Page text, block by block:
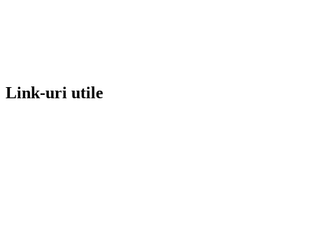
Link-uri utile